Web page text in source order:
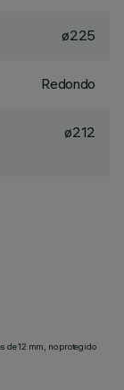
ø225
Redondo
ø212
de 12 mm, no protegido